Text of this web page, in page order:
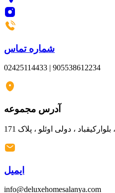
شماره تماس
02425114433 | 905538612234
آدرس مجموعه
ایمیل
info@deluxehomesalanya.com